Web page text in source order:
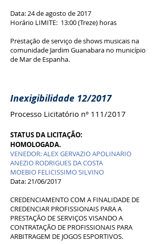
Data: 24 de agosto de 2017
Horário LIMITE: 13:00 (Treze) horas
Prestação de serviço de shows musicais na
comunidade Jardim Guanabara no município
de Mar de Espanha.
Inexigibilidade 12/2017
Processo Licitatório n° 111/2017
STATUS DA LICITAÇÃO:
HOMOLOGADA.
VENEDOR: ALEX GERVAZIO APOLINARIO
ANEZIO RODRIGUES DA COSTA
MOEBIO FELICISSIMO SILVINO
Data: 21/06/2017
CREDENCIAMENTO COM A FINALIDADE DE
CREDENCIAR PROFISSIONAIS PARA A
PRESTAÇÃO DE SERVIÇOS VISANDO A
CONTRATAÇÃO DE PROFISSIONAIS PARA
ARBITRAGEM DE JOGOS ESPORTIVOS.